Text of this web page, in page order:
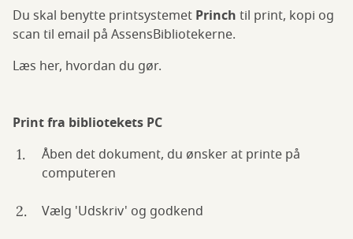
Du skal benytte printsystemet Princh til print, kopi og
scan til email på AssensBibliotekerne.
Læs her, hvordan du gør.
Print fra bibliotekets PC
Åben det dokument, du ønsker at printe på
computeren
Vælg 'Udskriv' og godkend